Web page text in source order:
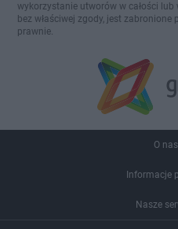
wykorzystanie utworów w całości
bez właściwej zgody, jest
prawnie.
O nas
Informacje
Nasze